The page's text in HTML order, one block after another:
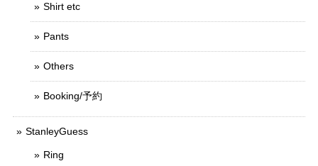
Shirt etc
Pants
Others
Booking/予約
StanleyGuess
Ring